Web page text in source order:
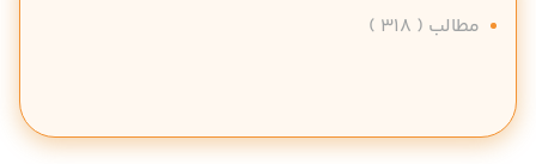
مطالب ( 318 )